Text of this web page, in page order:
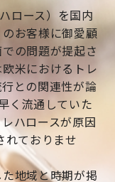
ハロース）を国内
お客様に御愛顧
の問題が提起さ
米におけるトレ
との関連性が論
く流通していた
ハロースが原因
れておりませ
地域と時期が掲